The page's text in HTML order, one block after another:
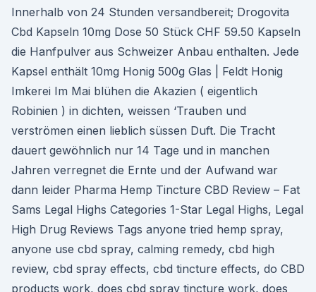
Innerhalb von 24 Stunden versandbereit; Drogovita
Cbd Kapseln 10mg Dose 50 Stück CHF 59.50 Kapseln
die Hanfpulver aus Schweizer Anbau enthalten. Jede
Kapsel enthält 10mg Honig 500g Glas | Feldt Honig
Imkerei Im Mai blühen die Akazien ( eigentlich
Robinien ) in dichten, weissen ‘Trauben und
verströmen einen lieblich süssen Duft. Die Tracht
dauert gewöhnlich nur 14 Tage und in manchen
Jahren verregnet die Ernte und der Aufwand war
dann leider Pharma Hemp Tincture CBD Review – Fat
Sams Legal Highs Categories 1-Star Legal Highs, Legal
High Drug Reviews Tags anyone tried hemp spray,
anyone use cbd spray, calming remedy, cbd high
review, cbd spray effects, cbd tincture effects, do CBD
products work, does cbd spray tincture work, does